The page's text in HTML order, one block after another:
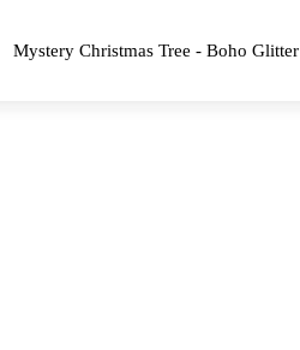
Mystery Christmas Tree - Boho Glitter